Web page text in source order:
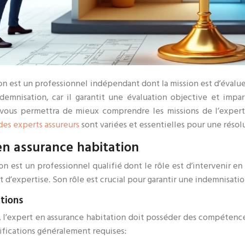
est un professionnel indépendant dont la mission est
car il garantit une évaluation objective et
permettra de mieux comprendre les missions de
experts assureurssont variées et essentielles pour une
assurance habitation
est un professionnel qualifié dont le rôle est d’intervenir
Son rôle est crucial pour garantir une
en assurance habitation doit posséder des
généralement requises: